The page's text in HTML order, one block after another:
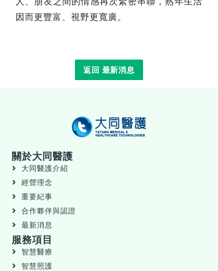
因而更豐富、視野更寬廣。
返回 最新消息
關於大同醫護
大同醫護介紹
經營理念
重要紀事
合作夥伴與認證
最新消息
服務項目
智慧醫療
智慧照護